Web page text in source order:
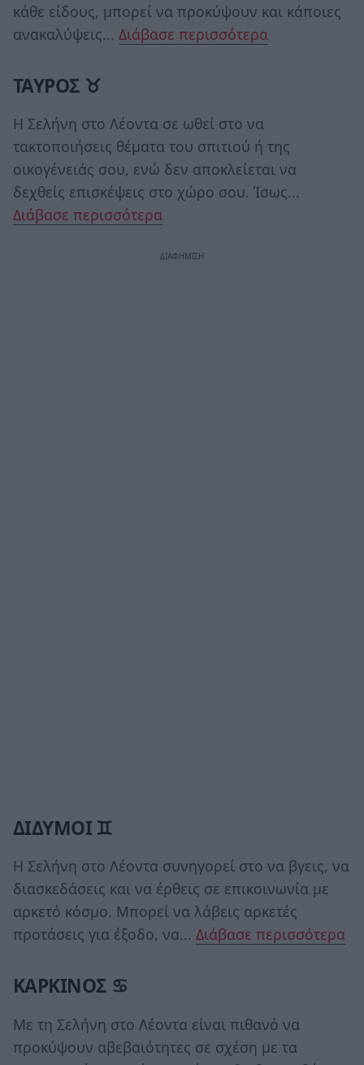
κάθε είδους, μπορεί να προκύψουν και κάποιες
ανακαλύψεις... Διάβασε περισσότερα
ΤΑΥΡΟΣ ♉
Η Σελήνη στο Λέοντα σε ωθεί στο να
τακτοποιήσεις θέματα του σπιτιού ή της
οικογένειάς σου, ενώ δεν αποκλείεται να
δεχθείς επισκέψεις στο χώρο σου. Ίσως...
Διάβασε περισσότερα
ΔΙΔΥΜΟΙ ♊
Η Σελήνη στο Λέοντα συνηγορεί στο να βγεις, να
διασκεδάσεις και να έρθεις σε επικοινωνία με
αρκετό κόσμο. Μπορεί να λάβεις αρκετές
προτάσεις για έξοδο, να... Διάβασε περισσότερα
ΚΑΡΚΙΝΟΣ ♋
Με τη Σελήνη στο Λέοντα είναι πιθανό να
προκύψουν αβεβαιότητες σε σχέση με τα